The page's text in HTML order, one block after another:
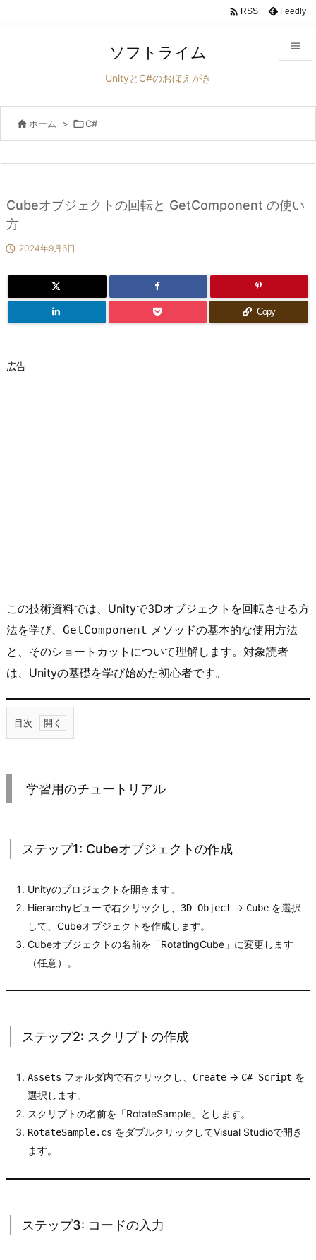


前へ
 RSS Feedly
ソフトライム
UnityとC#のおぼえがき
 ホーム > C#
Cubeオブジェクトの回転と GetComponent の使い
方
 2024年9月6日
Copy
広告
この技術資料では、Unityで3Dオブジェクトを回転させる方
法を学び、 GetComponent メソッドの基本的な使用方法
と、そのショートカットについて理解します。対象読者
は、Unityの基礎を学び始めた初心者です。
目次
1.
用
ュ
ト
リ
ア
ル
1.
ッ
1:
C
u
b
e
ブ
ェ
学習用のチュートリアル
ステップ1: Cubeオブジェクトの作成
Unityのプロジェクトを開きます。
Hierarchyビューで右クリックし、 3D Object -> Cube を選択
して、Cubeオブジェクトを作成します。
Cubeオブジェクトの名前を「RotatingCube」に変更します
（任意）。
ステップ2: スクリプトの作成
Assets フォルダ内で右クリックし、 Create -> C# Script を
選択します。
スクリプトの名前を「RotateSample」とします。
RotateSample.cs をダブルクリックしてVisual Studioで開き
ます。
ステップ3: コードの入力